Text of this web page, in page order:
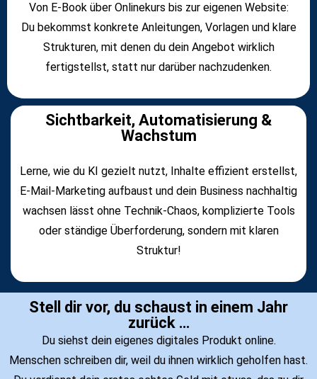
Von E-Book über Onlinekurs bis zur eigenen Website:
Du bekommst konkrete Anleitungen, Vorlagen und klare
Strukturen, mit denen du dein Angebot wirklich
fertigstellst, statt nur darüber nachzudenken.
Sichtbarkeit, Automatisierung &
Wachstum
Lerne, wie du KI gezielt nutzt, Inhalte effizient erstellst,
E-Mail-Marketing aufbaust und dein Business nachhaltig
wachsen lässt ohne Technik-Chaos, komplizierte Tools
oder ständige Überforderung, sondern mit klaren
Struktur!
Stell dir vor, du schaust in einem Jahr
zurück …
Du siehst dein eigenes digitales Produkt online.
Menschen schreiben dir, weil du ihnen wirklich geholfen hast.